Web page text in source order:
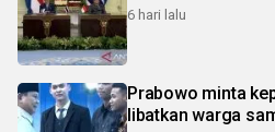
6 hari lalu
Prabowo minta
libatkan warga